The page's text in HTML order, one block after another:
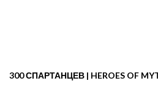
300 СПАРТАНЦЕВ | HEROES OF